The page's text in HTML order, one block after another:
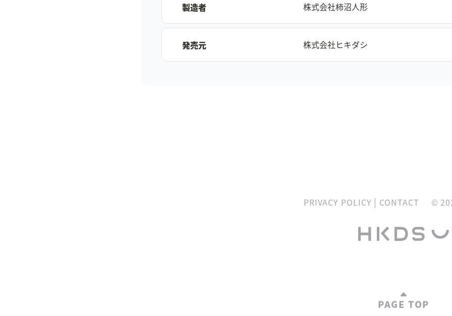
製造者 株式会社柿沼人形
発売元 株式会社ヒキダシ
PRIVACY POLICY | CONTACT ©